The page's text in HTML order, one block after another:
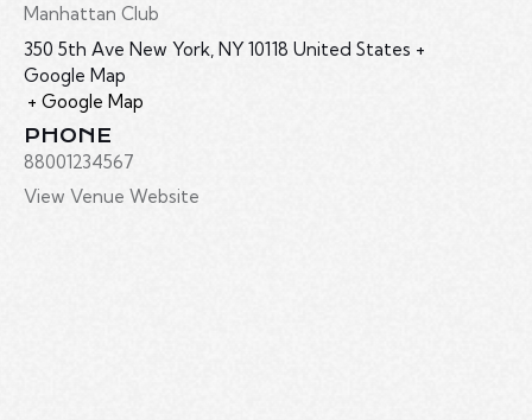
Manhattan Club
350 5th Ave New York, NY 10118 United States +
Google Map
+ Google Map
PHONE
88001234567
View Venue Website